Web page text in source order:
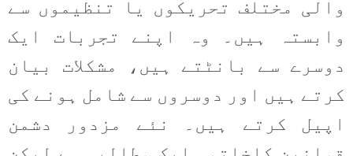
والی مختلف تحریکوں یا تنظیموں سے
وابستہ ہیں۔ وہ اپنے تجربات ایک
دوسرے سے بانٹتے ہیں، مشکلات بیان
کرتے ہیں اور دوسروں سے شامل ہونے کی
اپیل کرتے ہیں۔ نئے مزدور دشمن